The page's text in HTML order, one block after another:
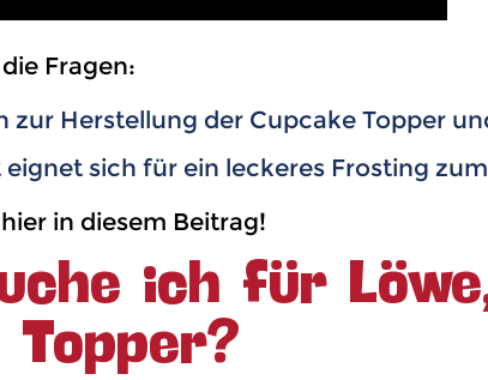
Fragen:
zur Herstellung der Cupcake Topper
sich für ein leckeres Frosting
in diesem Beitrag!
ich für
Topper?